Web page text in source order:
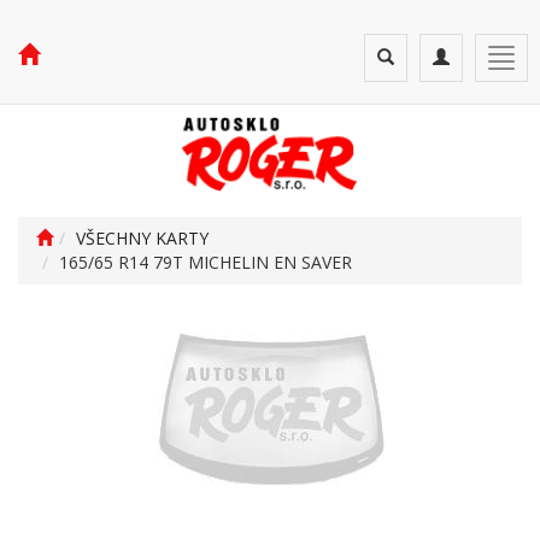
Toggle
navigation
Toggle
search
VŠECHNY KARTY
165/65 R14 79T MICHELIN EN SAVER